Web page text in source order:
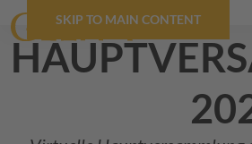
SKIP TO MAIN CONTENT